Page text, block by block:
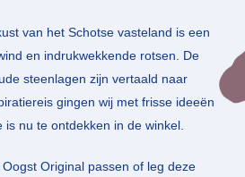
van het Schotse vasteland is een
en indrukwekkende rotsen. De
steenlagen zijn vertaald naar
gingen wij met frisse ideeën
is nu te ontdekken in de winkel.
Original passen of leg deze